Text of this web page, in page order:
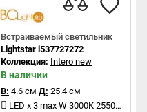
Встраиваемый светильник
Lightstar i537727272
Коллекция: Intero new
В наличии
В: 4.6 см Д: 25.4 см
LED x 3 max W 3000K 2550Lm